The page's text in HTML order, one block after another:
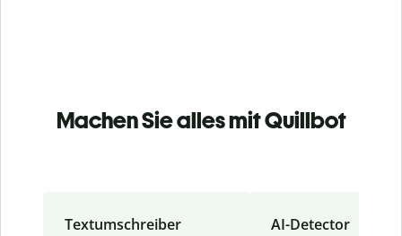
Machen Sie alles mit Quillbot
Textumschreiber AI-Detector